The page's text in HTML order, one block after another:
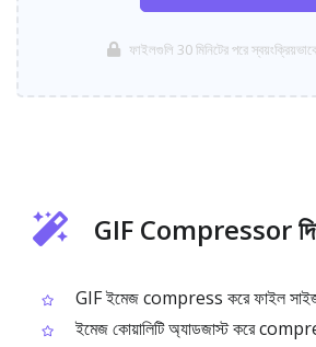
ফাইলগুলি 30 মিনিটের পরে
GIF Compressor
GIF ইমেজ compress করে ফাইল
ইমেজ কোয়ালিটি অ্যাডজাস্ট করে